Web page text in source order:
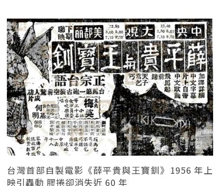
台灣首部自製電影《薛平貴與王寶釧》1956 年上
映引轟動 膠捲卻消失近 60 年